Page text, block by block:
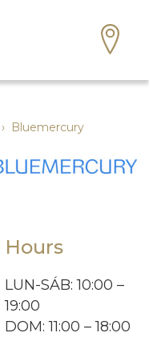
› Bluemercury
Hours
LUN-SÁB: 10:00 –
19:00
DOM: 11:00 – 18:00